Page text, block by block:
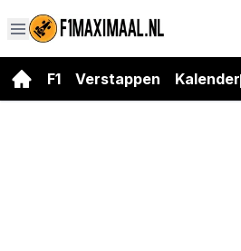
F1 Verstappen Kalender